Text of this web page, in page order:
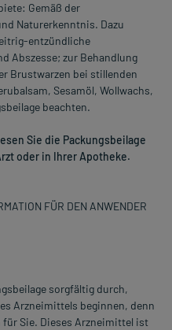
Gemäß der
Naturerkenntnis. Dazu
entzündliche
Abszesse; zur Behandlung
Brustwarzen bei stillenden
Sesamöl, Wollwachs,
beachten.
Sie die Packungsbeilage
oder in Ihrer Apotheke.
FÜR DEN ANWENDER
sorgfältig durch,
Arzneimittels beginnen, denn
Sie. Dieses Arzneimittel ist